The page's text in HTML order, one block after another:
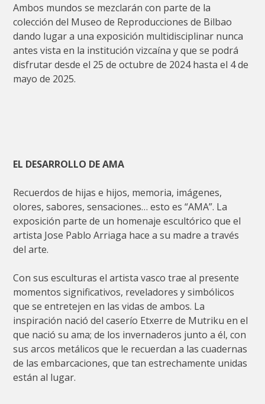
Ambos mundos se mezclarán con parte de la
colección del Museo de Reproducciones de Bilbao
dando lugar a una exposición multidisciplinar nunca
antes vista en la institución vizcaína y que se podrá
disfrutar desde el 25 de octubre de 2024 hasta el 4 de
mayo de 2025.
EL DESARROLLO DE AMA
Recuerdos de hijas e hijos, memoria, imágenes,
olores, sabores, sensaciones… esto es “AMA”. La
exposición parte de un homenaje escultórico que el
artista Jose Pablo Arriaga hace a su madre a través
del arte.
Con sus esculturas el artista vasco trae al presente
momentos significativos, reveladores y simbólicos
que se entretejen en las vidas de ambos. La
inspiración nació del caserío Etxerre de Mutriku en el
que nació su ama; de los invernaderos junto a él, con
sus arcos metálicos que le recuerdan a las cuadernas
de las embarcaciones, que tan estrechamente unidas
están al lugar.